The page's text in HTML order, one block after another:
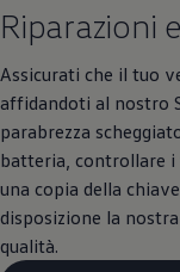
Riparazioni
Assicurati che il tuo
affidandoti al nostro
parabrezza
batteria, controllare
una copia della
disposizione la
qualità.